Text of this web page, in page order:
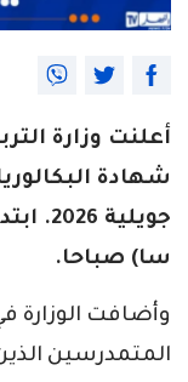
أعلنت وزارة
سا) صباحا.
وأضافت الوزارة
المتمدرسين